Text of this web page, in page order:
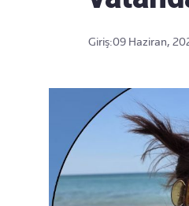
Giriş:09 Haziran,